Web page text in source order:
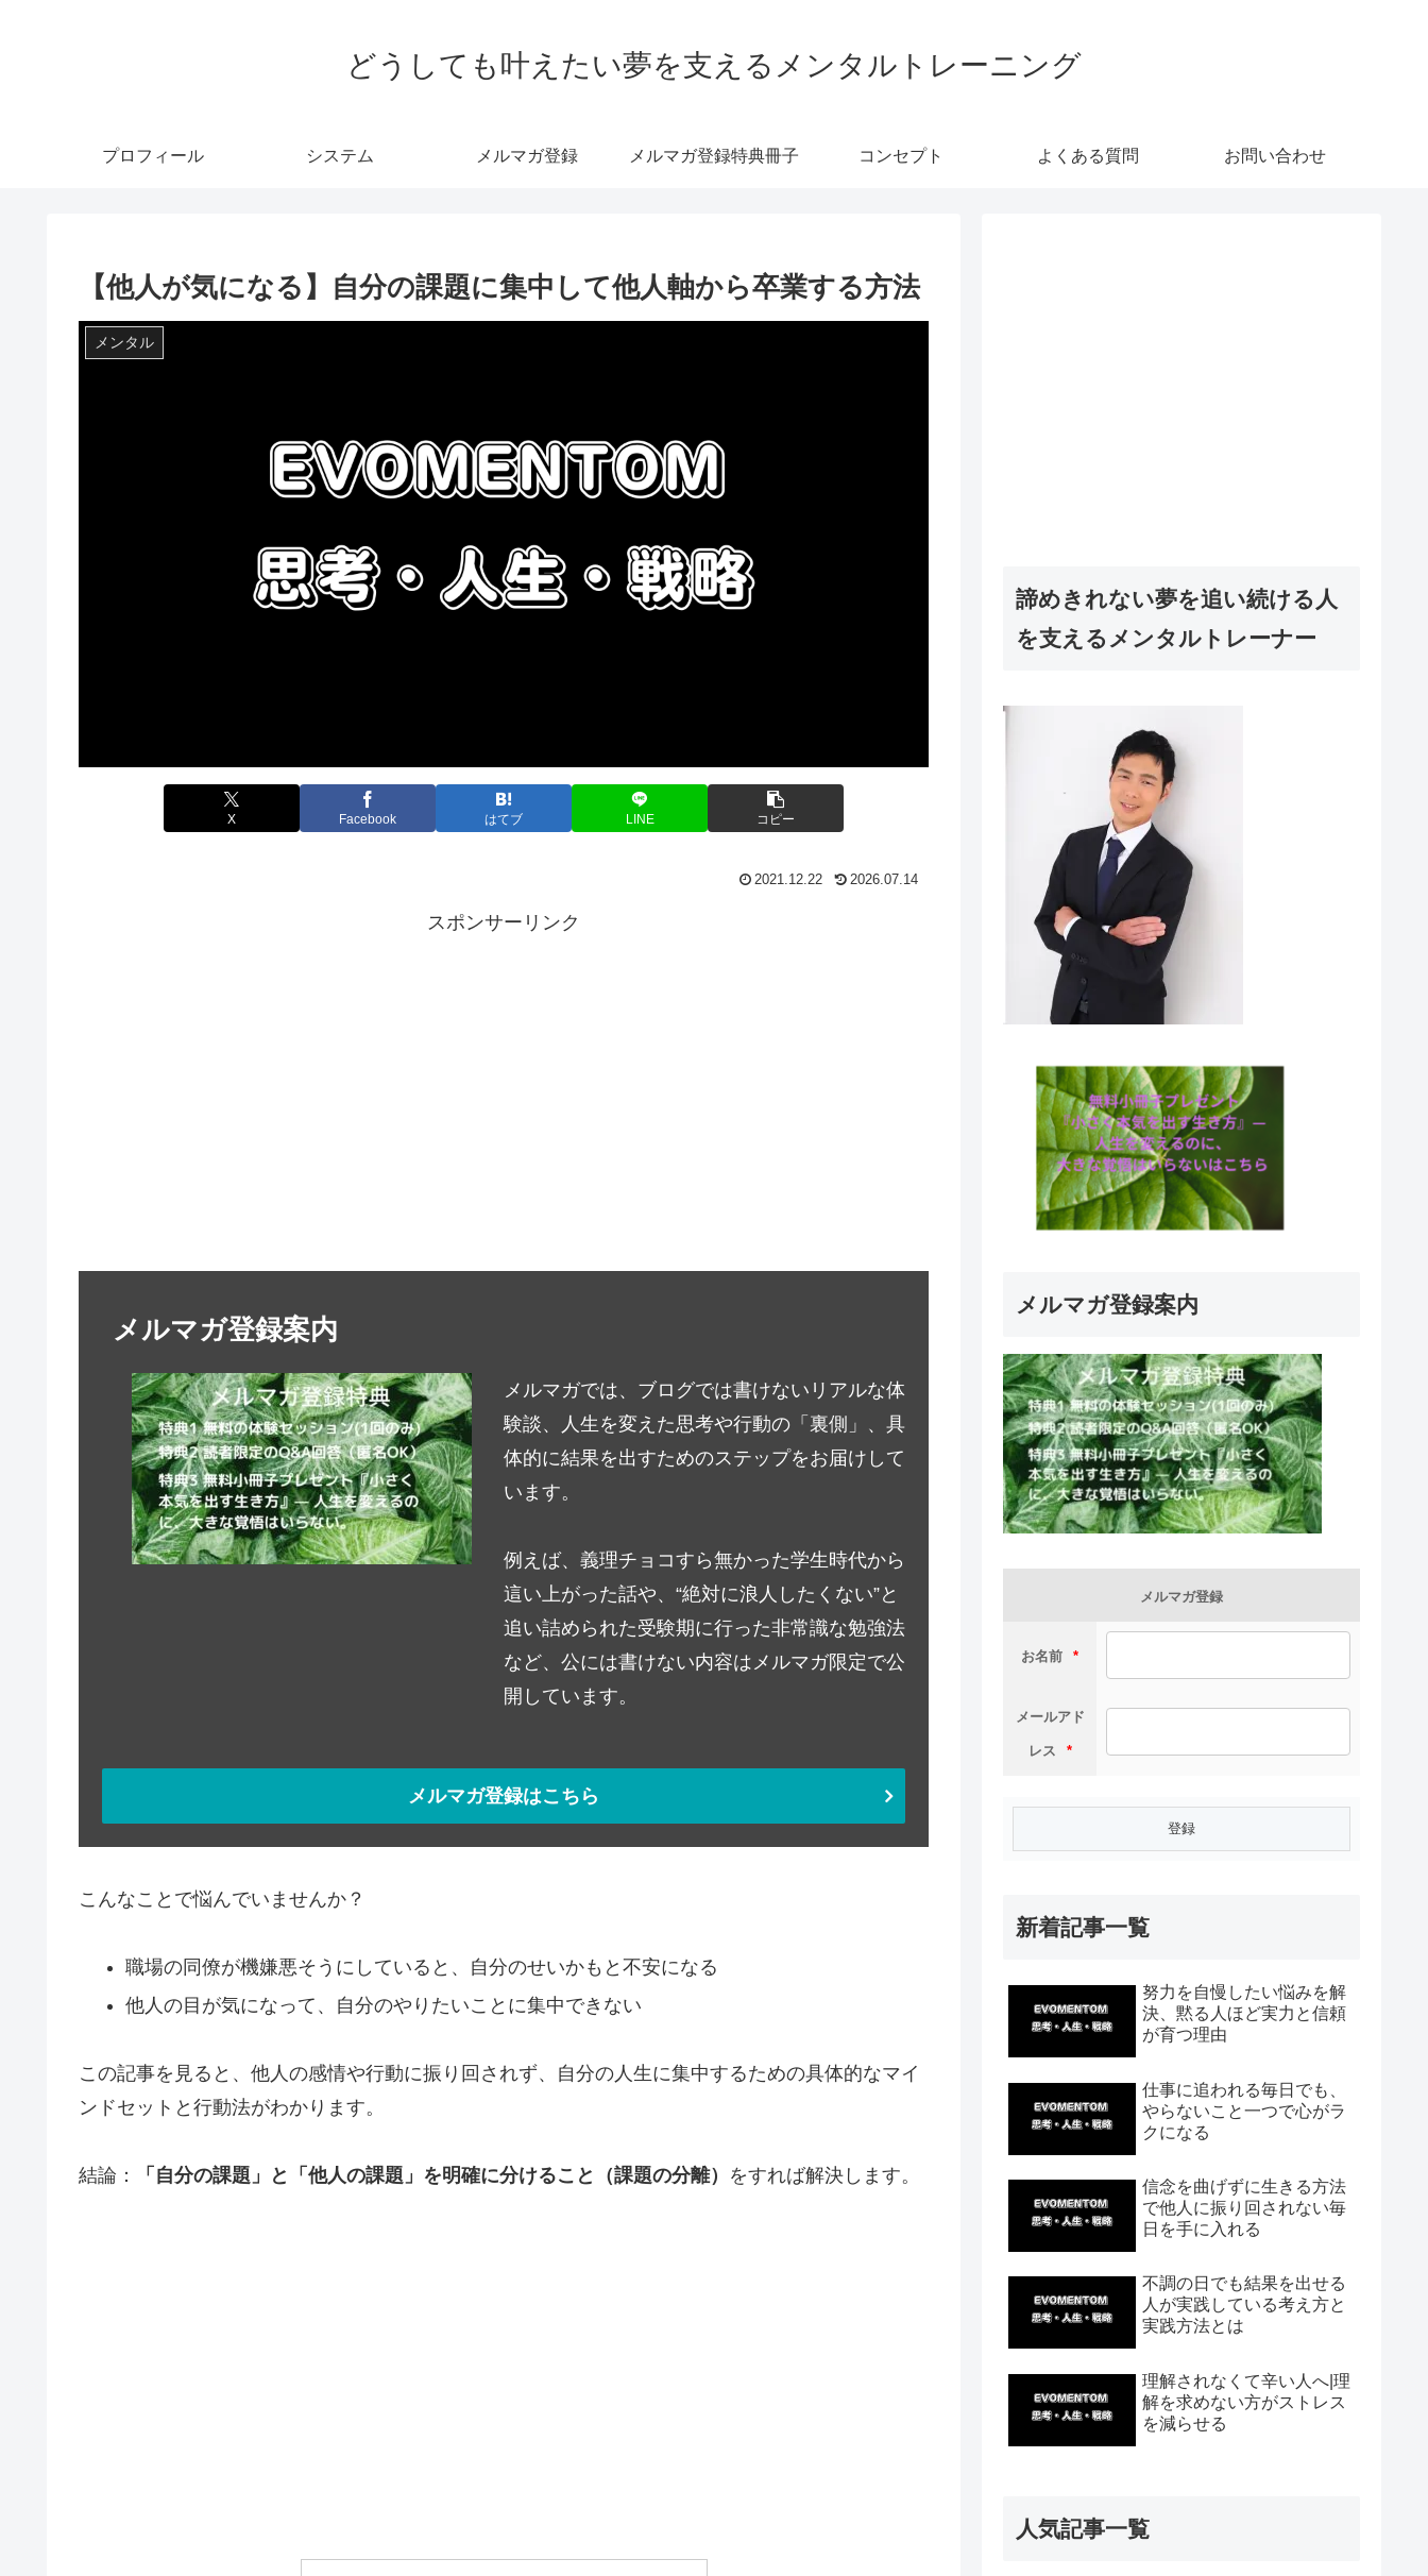
どうしても叶えたい夢を支えるメンタルトレーニング
プロフィール システム メルマガ登録 メルマガ登録特典冊子 コンセプト よくある質問 お問い合わせ
【他人が気になる】自分の課題に集中して他人軸から卒業する方法
メンタル
X Facebook はてブ LINE コピー
2021.12.22 2026.07.14
スポンサーリンク
メルマガ登録案内
メルマガでは、ブログでは書けないリアルな体
験談、人生を変えた思考や行動の「裏側」、具
体的に結果を出すためのステップをお届けして
います。
例えば、義理チョコすら無かった学生時代から
這い上がった話や、“絶対に浪人したくない”と
追い詰められた受験期に行った非常識な勉強法
など、公には書けない内容はメルマガ限定で公
開しています。
メルマガ登録はこちら
こんなことで悩んでいませんか？
職場の同僚が機嫌悪そうにしていると、自分のせいかもと不安になる
他人の目が気になって、自分のやりたいことに集中できない
この記事を見ると、他人の感情や行動に振り回されず、自分の人生に集中するための具体的なマイ
ンドセットと行動法がわかります。
結論： 「自分の課題」と「他人の課題」を明確に分けること（課題の分離） をすれば解決します。
諦めきれない夢を追い続ける人
を支えるメンタルトレーナー
メルマガ登録案内
メルマガ登録
お名前 *
メールアド
レス *
新着記事一覧
努力を自慢したい悩みを解
決、黙る人ほど実力と信頼
が育つ理由
仕事に追われる毎日でも、
やらないこと一つで心がラ
クになる
信念を曲げずに生きる方法
で他人に振り回されない毎
日を手に入れる
不調の日でも結果を出せる
人が実践している考え方と
実践方法とは
理解されなくて辛い人へ|理
解を求めない方がストレス
を減らせる
人気記事一覧